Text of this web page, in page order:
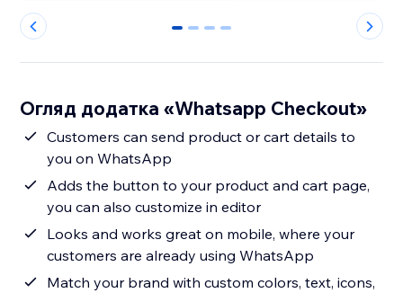
0 1 2 3
Огляд додатка «Whatsapp Checkout»
Customers can send product or cart details to
you on WhatsApp
Adds the button to your product and cart page,
you can also customize in editor
Looks and works great on mobile, where your
customers are already using WhatsApp
Match your brand with custom colors, text, icons,